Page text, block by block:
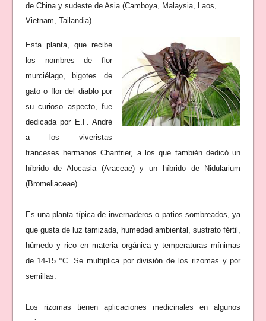
de China y sudeste de Asia (Camboya, Malaysia, Laos,
Vietnam, Tailandia).
Esta planta, que recibe
los nombres de flor
murciélago, bigotes de
gato o flor del diablo por
su curioso aspecto, fue
dedicada por E.F. André
a los viveristas
franceses hermanos Chantrier, a los que también dedicó un
híbrido de Alocasia (Araceae) y un híbrido de Nidularium
(Bromeliaceae).
Es una planta típica de invernaderos o patios sombreados, ya
que gusta de luz tamizada, humedad ambiental, sustrato fértil,
húmedo y rico en materia orgánica y temperaturas mínimas
de 14-15 ºC. Se multiplica por división de los rizomas y por
semillas.
Los rizomas tienen aplicaciones medicinales en algunos